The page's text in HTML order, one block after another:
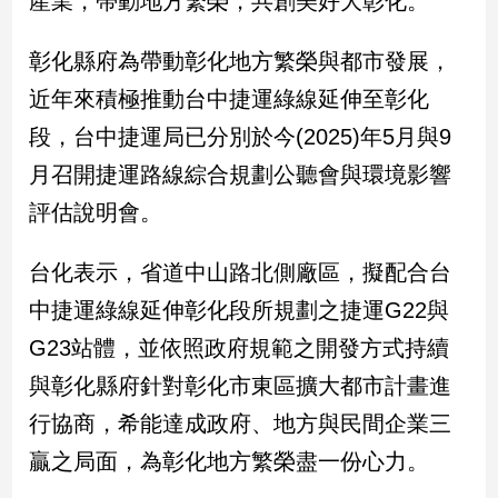
民
國
會
點
觀
兩
岸/
國
際
會/
地
方
彰化縣府為帶動彰化地方繁榮與都市發展，
近年來積極推動台中捷運綠線延伸至彰化
段，台中捷運局已分別於今(2025)年5月與9
月召開捷運路線綜合規劃公聽會與環境影響
評估說明會。
台化表示，省道中山路北側廠區，擬配合台
中捷運綠線延伸彰化段所規劃之捷運G22與
G23站體，並依照政府規範之開發方式持續
與彰化縣府針對彰化市東區擴大都市計畫進
行協商，希能達成政府、地方與民間企業三
贏之局面，為彰化地方繁榮盡一份心力。